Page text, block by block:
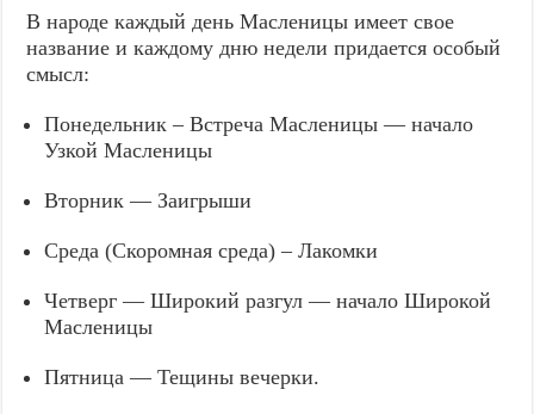
В народе каждый день Масленицы имеет свое
название и каждому дню недели придается особый
смысл:
Понедельник – Встреча Масленицы — начало
Узкой Масленицы
Вторник — Заигрыши
Среда (Скоромная среда) – Лакомки
Четверг — Широкий разгул — начало Широкой
Масленицы
Пятница — Тещины вечерки.